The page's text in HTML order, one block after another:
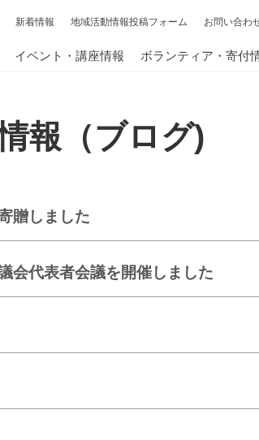
新着情報 地域活動情報投稿フォーム お問い合わ
イベント・講座情報 ボランティア・寄付
報（ブログ)
贈しました
会代表者会議を開催しました